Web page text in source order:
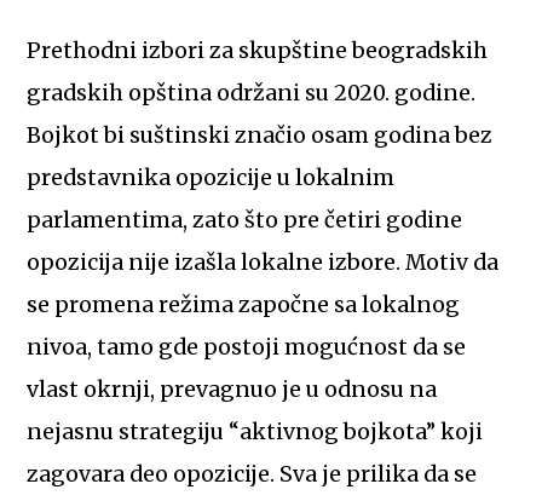
Prethodni izbori za skupštine beogradskih
gradskih opština održani su 2020. godine.
Bojkot bi suštinski značio osam godina bez
predstavnika opozicije u lokalnim
parlamentima, zato što pre četiri godine
opozicija nije izašla lokalne izbore. Motiv da
se promena režima započne sa lokalnog
nivoa, tamo gde postoji mogućnost da se
vlast okrnji, prevagnuo je u odnosu na
nejasnu strategiju “aktivnog bojkota” koji
zagovara deo opozicije. Sva je prilika da se